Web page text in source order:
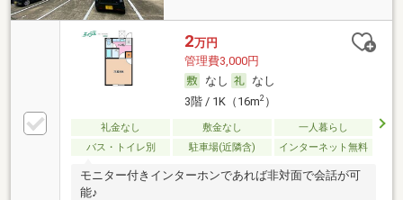
2万円
管理費3,000円
なし
なし
3階 / 1K（16m2）
礼金なし 敷金なし
一人暮らし
バス・トイレ別
駐車場(近隣含) インターネット無料
モニター付きインターホンであれば非対面で会話が可
能♪